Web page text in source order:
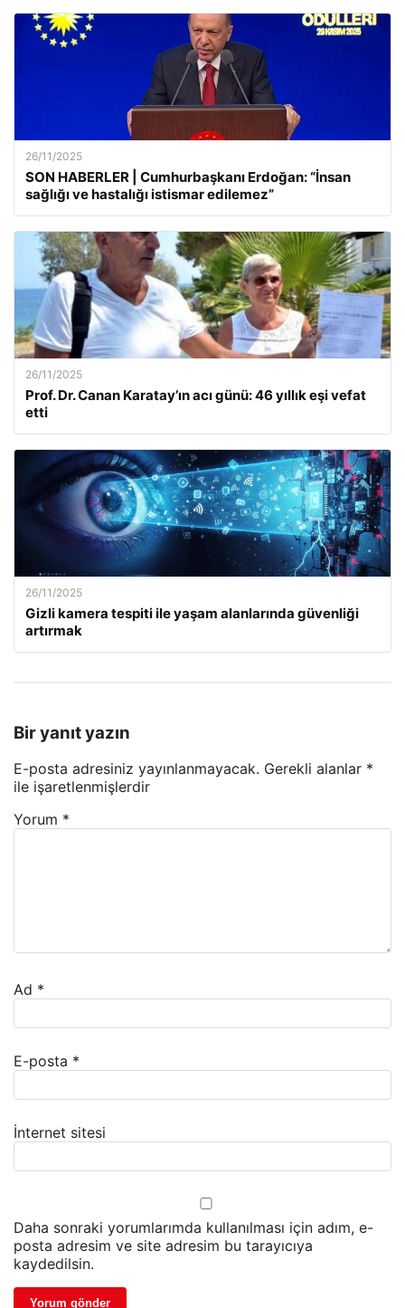
26/11/2025
SON HABERLER | Cumhurbaşkanı Erdoğan: “İnsan
sağlığı ve hastalığı istismar edilemez”
26/11/2025
Prof. Dr. Canan Karatay’ın acı günü: 46 yıllık eşi vefat
etti
26/11/2025
Gizli kamera tespiti ile yaşam alanlarında güvenliği
artırmak
Bir yanıt yazın
E-posta adresiniz yayınlanmayacak. Gerekli alanlar *
ile işaretlenmişlerdir
Yorum *
Ad *
E-posta *
İnternet sitesi
Daha sonraki yorumlarımda kullanılması için adım, e-
posta adresim ve site adresim bu tarayıcıya
kaydedilsin.